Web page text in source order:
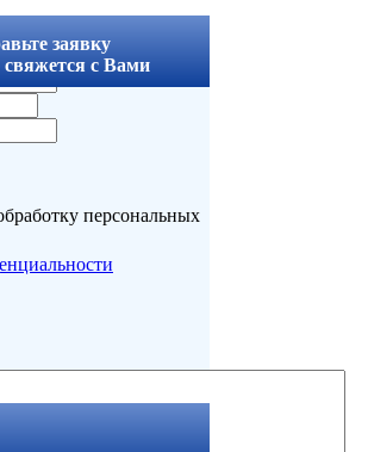
заявку
с Вами
персональных